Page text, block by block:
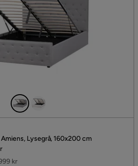
Lysegrå, 160x200 cm
kr